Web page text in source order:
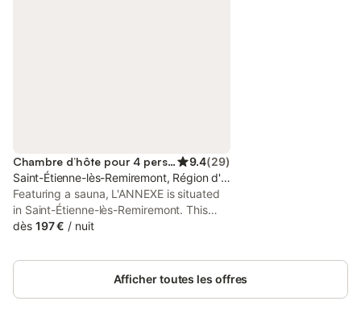
Chambre d’hôte pour 4 personnes 9.4(29)
Saint-Étienne-lès-Remiremont, Région d'Épinal
Featuring a sauna, L'ANNEXE is situated
in Saint-Étienne-lès-Remiremont. This
property offers access to a terrace, free
property is non-smoking and is located
25 km from Gérardmer Lake.
dès 197 € / nuit
Afficher toutes les offres